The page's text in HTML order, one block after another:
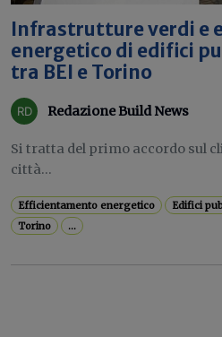
Infrastrutture verdi e
energetico di edifici
tra BEI e Torino
Redazione Build News
Si tratta del primo accordo sul
città...
Efficientamento energetico Edifici
Torino
...